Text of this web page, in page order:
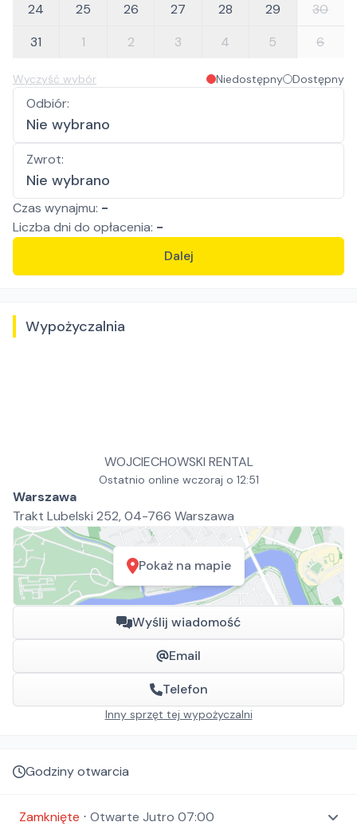
24
25 26 27 28 29
30
31
1 2 3 4 5 6
Wyczyść wybór Niedostępny Dostępny
Odbiór:
Nie wybrano
Zwrot:
Nie wybrano
Czas wynajmu: -
Liczba dni do opłacenia: -
Dalej
Wypożyczalnia
WOJCIECHOWSKI RENTAL
Ostatnio online wczoraj o 12:51
Warszawa
Trakt Lubelski 252, 04-766 Warszawa
Pokaż na mapie
Wyślij wiadomość
Email
Telefon
Inny sprzęt tej wypożyczalni
Godziny otwarcia
Zamknięte ⋅ Otwarte Jutro 07:00